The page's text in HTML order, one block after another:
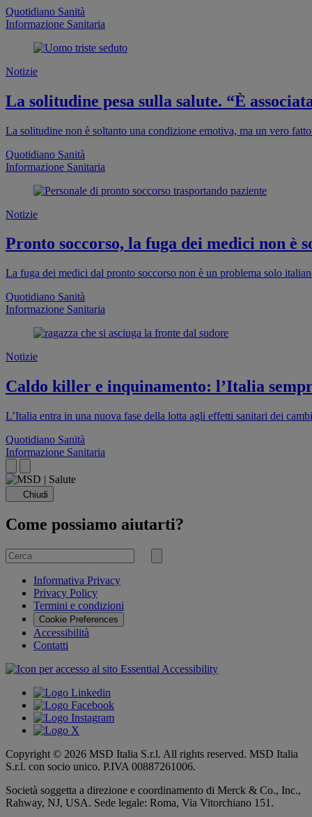
Quotidiano Sanità
Informazione Sanitaria
Notizie
La solitudine pesa sulla salute. “È
La solitudine non è soltanto una condizione emotiva, ma un vero
Quotidiano Sanità
Informazione Sanitaria
Notizie
Pronto soccorso, la fuga dei medici non è
La fuga dei medici dal pronto soccorso non è un problema solo
Quotidiano Sanità
Informazione Sanitaria
Notizie
Caldo killer e inquinamento: l’Italia
L’Italia entra in una nuova fase della lotta agli effetti sanitari dei
Quotidiano Sanità
Informazione Sanitaria
Chiudi
Come possiamo aiutarti?
Cerca
per
Invia
Informativa Privacy
Privacy Policy
Termini e condizioni
Cookie Preferences
Accessibilità
Contatti
Copyright © 2026 MSD Italia S.r.l. All rights reserved. MSD Italia
S.r.l. con socio unico. P.IVA 00887261006.
Società soggetta a direzione e coordinamento di Merck & Co., Inc.,
Rahway, NJ, USA. Sede legale: Roma, Via Vitorchiano 151.